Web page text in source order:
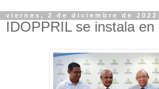
viernes, 2 de diciembre de 2022
IDOPPRIL se instala